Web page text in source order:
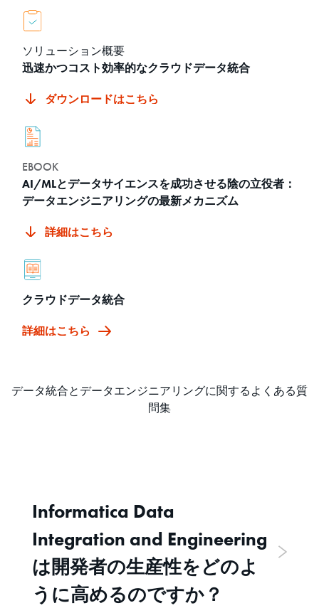
ソリューション概要
迅速かつコスト効率的なクラウドデータ統合
ダウンロードはこちら
EBOOK
AI/MLとデータサイエンスを成功させる陰の立役者：
データエンジニアリングの最新メカニズム
詳細はこちら
クラウドデータ統合
詳細はこちら
データ統合とデータエンジニアリングに関するよくある質
問集
Informatica Data
Integration and Engineering
は開発者の生産性をどのよ
うに高めるのですか？